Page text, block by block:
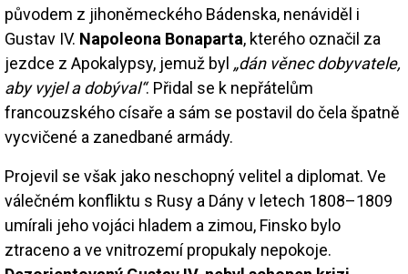
původem z jihoněmeckého Bádenska, nenáviděl i
Gustav IV. Napoleona Bonaparta, kterého označil za
jezdce z Apokalypsy, jemuž byl „dán věnec dobyvatele,
aby vyjel a dobýval“. Přidal se k nepřátelům
francouzského císaře a sám se postavil do čela špatně
vycvičené a zanedbané armády.
Projevil se však jako neschopný velitel a diplomat. Ve
válečném konfliktu s Rusy a Dány v letech 1808–1809
umírali jeho vojáci hladem a zimou, Finsko bylo
ztraceno a ve vnitrozemí propukaly nepokoje.